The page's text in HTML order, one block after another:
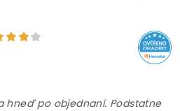
hneď po objednaní. Podstatne